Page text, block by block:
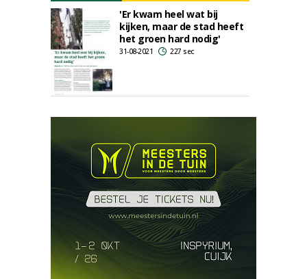
'Er kwam heel wat bij
kijken, maar de stad heeft
het groen hard nodig'
31-08-2021 227 sec